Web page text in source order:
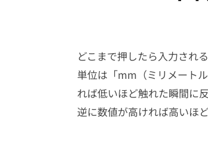
どこまで押したら入力され
単位は「mm（ミリメート
れば低いほど触れた瞬間に
逆に数値が高ければ高いほ